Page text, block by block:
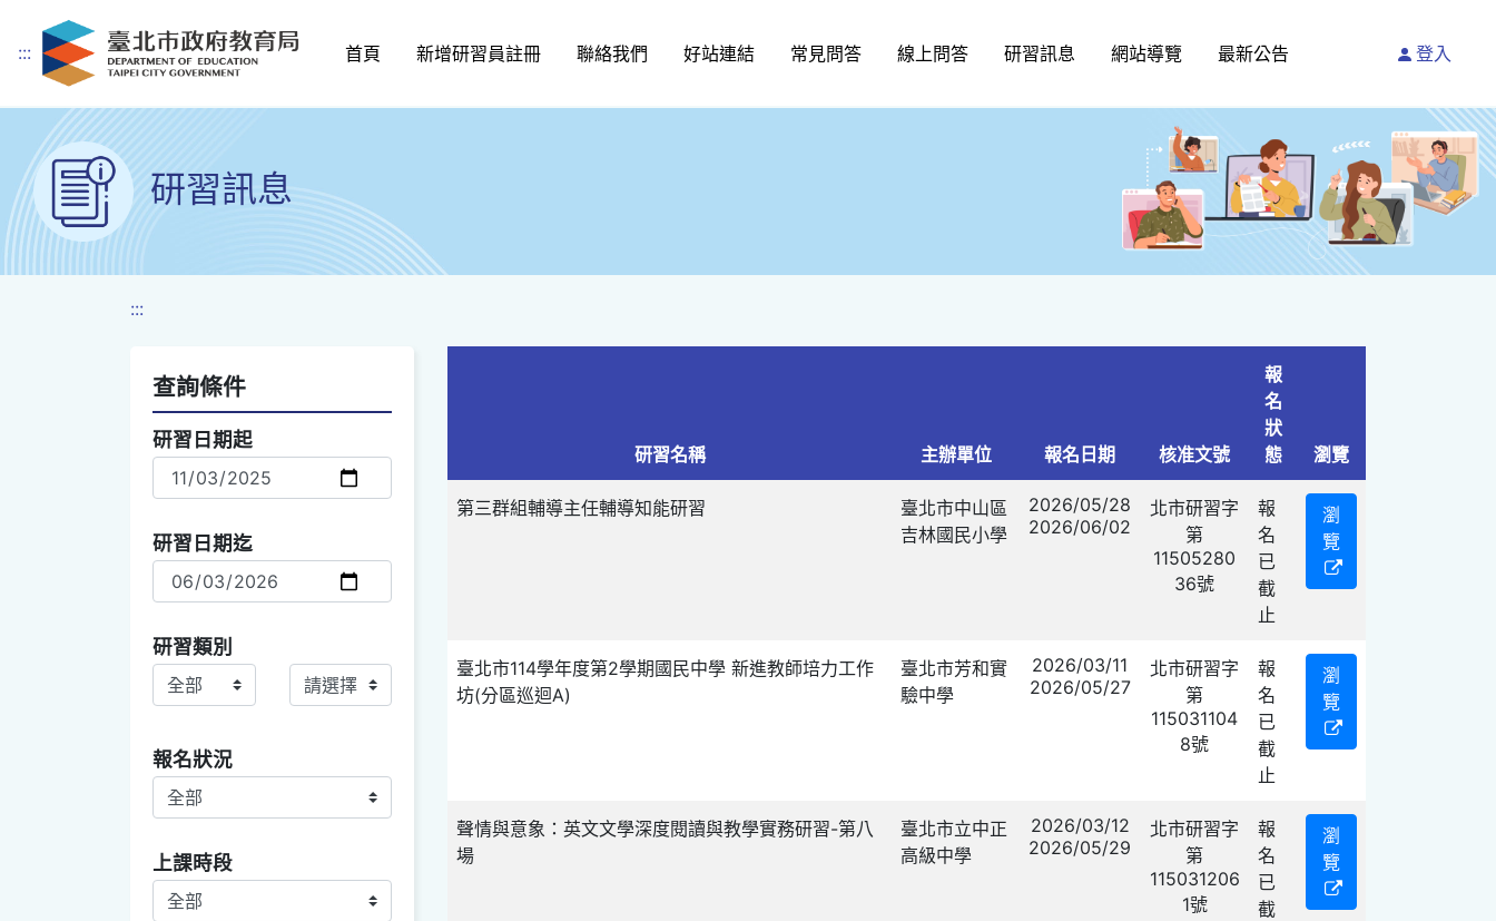
跳到主要內容
::: 首頁 新增研習員註冊 聯絡我們 好站連結 常見問答 線上問答 研習訊息 網站導覽 最新公告 登入
研習訊息
:::
查詢條件
查詢選項
研習日期起
研習日期迄
研習類別
研習類別主 研習類別副
報名狀況
上課時段
研習名稱 主辦單位 報名日期 核准文號
報
名
狀
態
瀏覽
第三群組輔導主任輔導知能研習
臺北市中山區
吉林國民小學
2026/05/28
2026/06/02
北市研習字
第
11505280
36號
報
名
已
截
止
瀏
覽
臺北市114學年度第2學期國民中學 新進教師培力工作
坊(分區巡迴A)
臺北市芳和實
驗中學
2026/03/11
2026/05/27
北市研習字
第
115031104
8號
報
名
已
截
止
瀏
覽
聲情與意象：英文文學深度閱讀與教學實務研習-第八
場
臺北市立中正
高級中學
2026/03/12
2026/05/29
北市研習字
第
115031206
1號
報
名
已
截
瀏
覽